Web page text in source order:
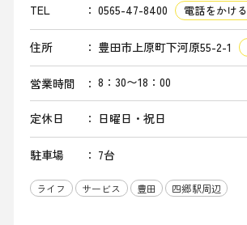
TEL 0565-47-8400 電話をかける
住所 豊田市上原町下河原55-2-1
営業時間 8：30〜18：00
定休日 日曜日・祝日
駐車場 7台
ライフ サービス 豊田 四郷駅周辺